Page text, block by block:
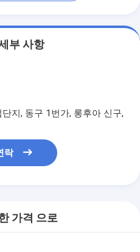
부 사항
지, 동구 1번가, 롱후아 신구,
락
가격 으로